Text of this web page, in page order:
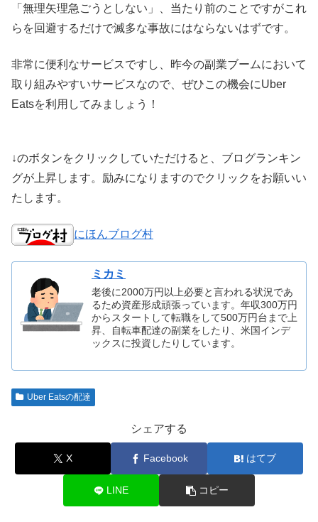
「無理矢理急ごうとしない」、当たり前のことですがこれ
らを回避するだけで滅多な事故にはならないはずです。
非常に便利なサービスですし、昨今の副業ブームにおいて
取り組みやすいサービスなので、ぜひこの機会にUber
Eatsを利用してみましょう！
↓のボタンをクリックしていただけると、ブログランキン
グが上昇します。励みになりますのでクリックをお願いい
たします。
にほんブログ村
ミカミ
老後に2000万円以上必要と言われる状況であ
るため資産形成頑張っています。年収300万円
からスタートして転職をして500万円台まで上
昇、自転車配達の副業をしたり、米国インデ
ックスに投資したりしています。
Uber Eatsの配達
シェアする
X Facebook はてブ
LINE コピー